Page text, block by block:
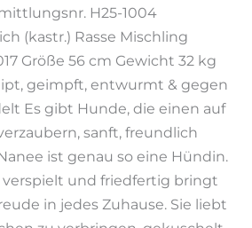
H25-1004
(kastr.) Rasse Mischling
Größe 56 cm Gewicht 32 kg
geimpft, entwurmt & gegen
Es gibt Hunde, die einen auf
sanft, freundlich
ist genau so eine Hündin.
verspielt und friedfertig bringt
in jedes Zuhause. Sie liebt